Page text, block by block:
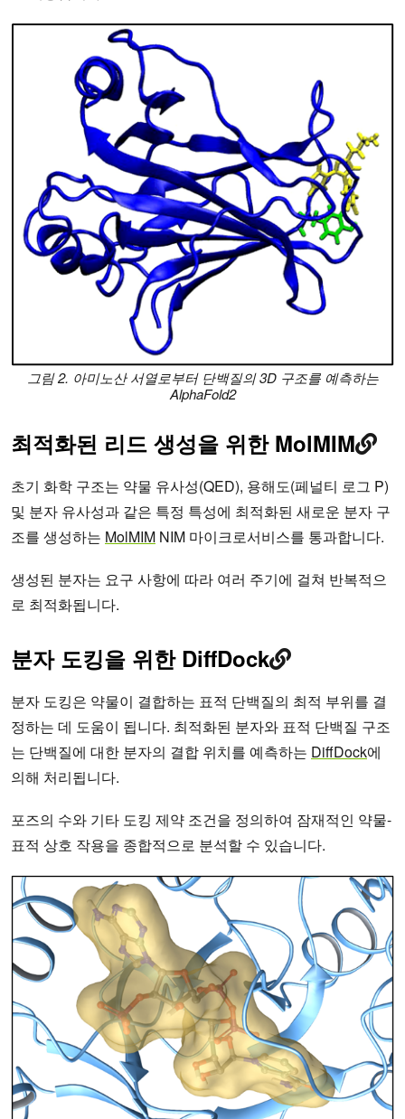
그림 2. 아미노산 서열로부터 단백질의 3D 구조를 예측하는
AlphaFold2
최적화된 리드 생성을 위한 MolMIM
초기 화학 구조는 약물 유사성(QED), 용해도(페널티 로그 P)
및 분자 유사성과 같은 특정 특성에 최적화된 새로운 분자 구
조를 생성하는 MolMIM NIM 마이크로서비스를 통과합니다.
생성된 분자는 요구 사항에 따라 여러 주기에 걸쳐 반복적으
로 최적화됩니다.
분자 도킹을 위한 DiffDock
분자 도킹은 약물이 결합하는 표적 단백질의 최적 부위를 결
정하는 데 도움이 됩니다. 최적화된 분자와 표적 단백질 구조
는 단백질에 대한 분자의 결합 위치를 예측하는 DiffDock에
의해 처리됩니다.
포즈의 수와 기타 도킹 제약 조건을 정의하여 잠재적인 약물-
표적 상호 작용을 종합적으로 분석할 수 있습니다.